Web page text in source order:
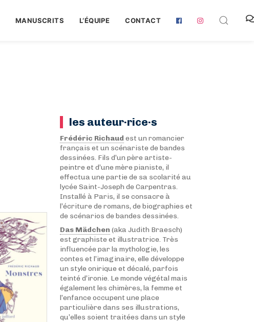
MANUSCRITS L‘ÉQUIPE CONTACT
les auteur·rice·s
Frédéric Richaud est un romancier
français et un scénariste de bandes
dessinées. Fils d’un père artiste-
peintre et d’une mère pianiste, il
effectua une partie de sa scolarité au
lycée Saint-Joseph de Carpentras.
Installé à Paris, il se consacre à
l’écriture de romans, de biographies et
de scénarios de bandes dessinées.
Das Mädchen (aka Judith Braesch)
est graphiste et illustratrice. Très
influencée par la mythologie, les
contes et l’imaginaire, elle développe
un style onirique et décalé, parfois
teinté d’ironie. Le monde végétal mais
également les chimères, la femme et
l’enfance occupent une place
particulière dans ses illustrations,
qu’elles soient traitées dans un style